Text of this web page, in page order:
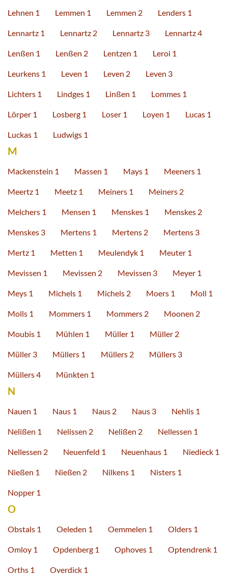
Lehnen 1 Lemmen 1 Lemmen 2 Lenders 1
Lennartz 1 Lennartz 2 Lennartz 3 Lennartz 4
Lenßen 1 Lenßen 2 Lentzen 1 Leroi 1
Leurkens 1 Leven 1 Leven 2 Leven 3
Lichters 1 Lindges 1 Linßen 1 Lommes 1
Lörper 1 Losberg 1 Loser 1 Loyen 1 Lucas 1
Luckas 1 Ludwigs 1
M
Mackenstein 1 Massen 1 Mays 1 Meeners 1
Meertz 1 Meetz 1 Meiners 1 Meiners 2
Melchers 1 Mensen 1 Menskes 1 Menskes 2
Menskes 3 Mertens 1 Mertens 2 Mertens 3
Mertz 1 Metten 1 Meulendyk 1 Meuter 1
Mevissen 1 Mevissen 2 Mevissen 3 Meyer 1
Meys 1 Michels 1 Michels 2 Moers 1 Moll 1
Molls 1 Mommers 1 Mommers 2 Moonen 2
Moubis 1 Mühlen 1 Müller 1 Müller 2
Müller 3 Müllers 1 Müllers 2 Müllers 3
Müllers 4 Münkten 1
N
Nauen 1 Naus 1 Naus 2 Naus 3 Nehlis 1
Nelißen 1 Nelissen 2 Nelißen 2 Nellessen 1
Nellessen 2 Neuenfeld 1 Neuenhaus 1 Niedieck 1
Nießen 1 Nießen 2 Nilkens 1 Nisters 1
Nopper 1
O
Obstals 1 Oeleden 1 Oemmelen 1 Olders 1
Omloy 1 Opdenberg 1 Ophoves 1 Optendrenk 1
Orths 1 Overdick 1